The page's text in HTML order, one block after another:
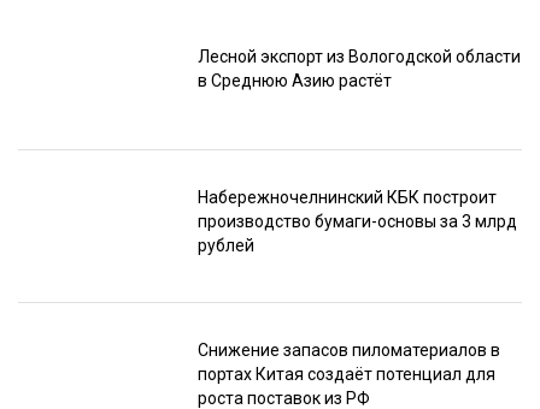
Лесной экспорт из Вологодской области
в Среднюю Азию растёт
Набережночелнинский КБК построит
производство бумаги-основы за 3 млрд
рублей
Снижение запасов пиломатериалов в
портах Китая создаёт потенциал для
роста поставок из РФ